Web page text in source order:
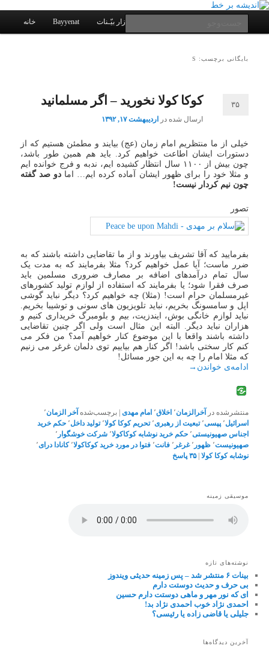
پرش
اصلی
پرش
ثانویه
اندیشه بر خط
یادداشتهای یک معلم در باب زندگی، اخلاق، اخبار، علم و سیاست
فهرست
خانه Bayyenat نرم افزار بیّـنات
بایگانی برچسب: S
کوکا کولا نخورید – اگر مسلمانید
ارسال شده در اردیبهشت ۱۷, ۱۳۹۲
۳۵
خیلی از ما منتظریم امام زمان (عج) بیایند و مطمئن هستیم که از
دستورات ایشان اطاعت خواهیم کرد. باید هم همین طور باشد،
چون بیش از ۱۱۰۰ سال انتظار کشیده ایم، ندبه و فرج خوانده ایم
و مثلا خود را برای ظهور ایشان آماده کرده ایم… اما دو صد گفته
چون نیم کردار نیست!
تصور
بفرمایید که آقا تشریف بیاورند و از ما تقاضایی داشته باشند که به
ضرر ماست؛ آیا عمل خواهیم کرد؟ مثلا بفرمایند که به مدت یک
سال تمام درآمدهای اضافه بر مصارف ضروری مسلمین باید
صرف فقرا شود؛ یا بفرمایند که استفاده از لوازم تولید کشورهای
غیرمسلمان حرام است! (مثلا) چه خواهیم کرد؟ دیگر نباید گوشی
اپل و سامسونگ بخریم، نباید تلویزیون های سونی و توشیبا بخریم.
نباید لوازم خانگی بوش، ایندزیت، بیم و بلومبرگ خریداری کنیم و
هزاران نباید دیگر. البته این مثال است ولی اگر چنین تقاضایی
داشته باشند واقعا با این موضوع کنار خواهیم آمد؟ من فکر می
کنم کار سختی باشد! اگر کنار هم بیاییم توی دلمان غرغر می زنیم
که مثلا امام را چه به این جور مسائل!
ادامه‌ی خواندن →
منتشرشده در آخرالزمان٬ اخلاق٬ امام مهدی |برچسب‌شده آخر الزمان٬
اسرائیل٬ پپسی٬ تبعیت از رهبری٬ تحریم کوکا کولا٬ تولید داخل٬ حکم خرید
اجناس صهیونیستی٬ حکم خرید نوشابه کوکاکولا٬ شرکت خوشگوار ٬
صهیونیست٬ ظهور ٬ غرغر ٬ فانت٬ فتوا در مورد خرید کوکاکولا٬ کانادا درای٬
نوشابه کوکا کولا |۳۵ پاسخ
موسیقی زمینه
نوشته‌های تازه
بینات ۶ منتشر شد – پس زمینه حدیثی ویندوز
بی حرف و حدیث دوستت دارم
ای که نور مهر و ماهی دوستت دارم حسین
احمدی نژاد خوب احمدی نژاد بد!
جلیلی یا قاضی زاده یا رئیسی؟
آخرین دیدگاه‌ها